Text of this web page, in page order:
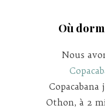
Où
Nous
Copacabana
Othon, à 2